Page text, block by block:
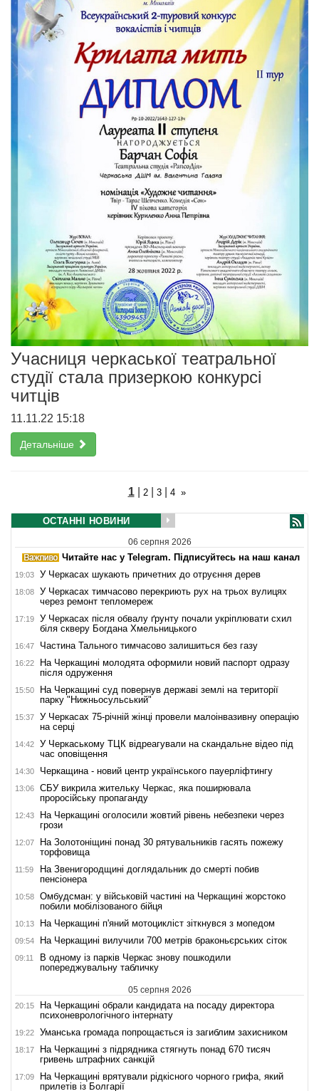
Учасниця черкаської театральної
студії стала призеркою конкурсі
читців
11.11.22 15:18
Детальніше
1| 2| 3| 4 »
ОСТАННІ НОВИНИ
06 серпня 2026
Читайте нас у Telegram. Підписуйтесь на наш канал
19:03 У Черкасах шукають причетних до отруєння дерев
18:08
У Черкасах тимчасово перекриють рух на трьох вулицях
через ремонт тепломереж
17:19
У Черкасах після обвалу ґрунту почали укріплювати схил
біля скверу Богдана Хмельницького
16:47 Частина Тального тимчасово залишиться без газу
16:22
На Черкащині молодята оформили новий паспорт одразу
після одруження
15:50
На Черкащині суд повернув державі землі на території
парку "Нижньосульський"
15:37
У Черкасах 75-річній жінці провели малоінвазивну операцію
на серці
14:42
У Черкаському ТЦК відреагували на скандальне відео під
час оповіщення
14:30 Черкащина - новий центр українського пауерліфтингу
13:06
СБУ викрила жительку Черкас, яка поширювала
проросійську пропаганду
12:43
На Черкащині оголосили жовтий рівень небезпеки через
грози
12:07
На Золотоніщині понад 30 рятувальників гасять пожежу
торфовища
11:59
На Звенигородщині доглядальник до смерті побив
пенсіонера
10:58
Омбудсман: у військовій частині на Черкащині жорстоко
побили мобілізованого бійця
10:13 На Черкащині п'яний мотоцикліст зіткнувся з мопедом
09:54 На Черкащині вилучили 700 метрів браконьєрських сіток
09:11
В одному із парків Черкас знову пошкодили
попереджувальну табличку
05 серпня 2026
20:15
На Черкащині обрали кандидата на посаду директора
психоневрологічного інтернату
19:22 Уманська громада попрощається із загиблим захисником
18:17
На Черкащині з підрядника стягнуть понад 670 тисяч
гривень штрафних санкцій
17:09
На Черкащині врятували рідкісного чорного грифа, який
прилетів із Болгарії